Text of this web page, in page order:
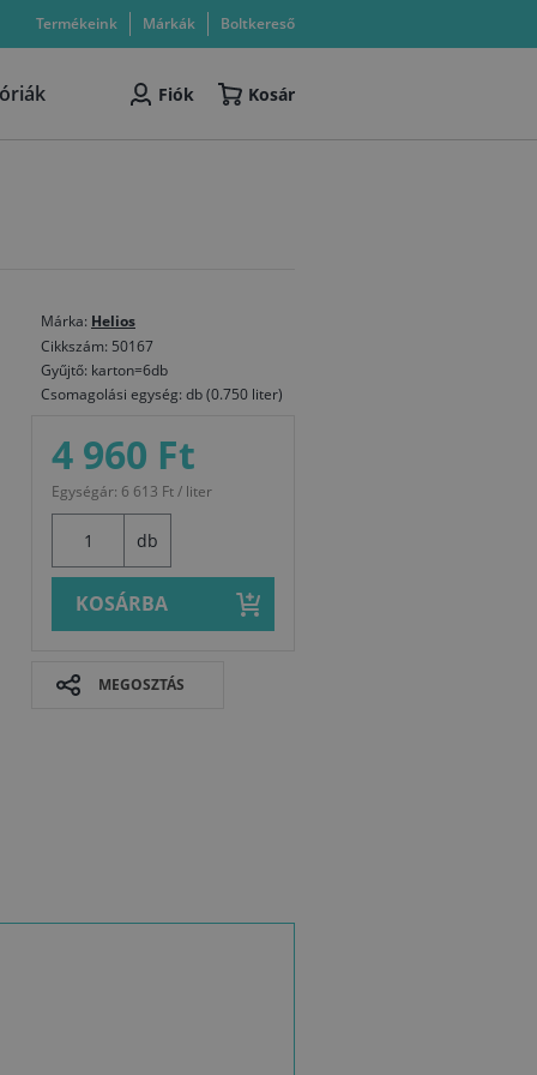
Termékeink Márkák Boltkereső
Fiók Kosár
Márka: Helios
Cikkszám: 50167
Gyűjtő: karton=6db
Csomagolási egység: db (0.750 liter)
4 960 Ft
Egységár: 6 613 Ft / liter
db
KOSÁRBA
MEGOSZTÁS